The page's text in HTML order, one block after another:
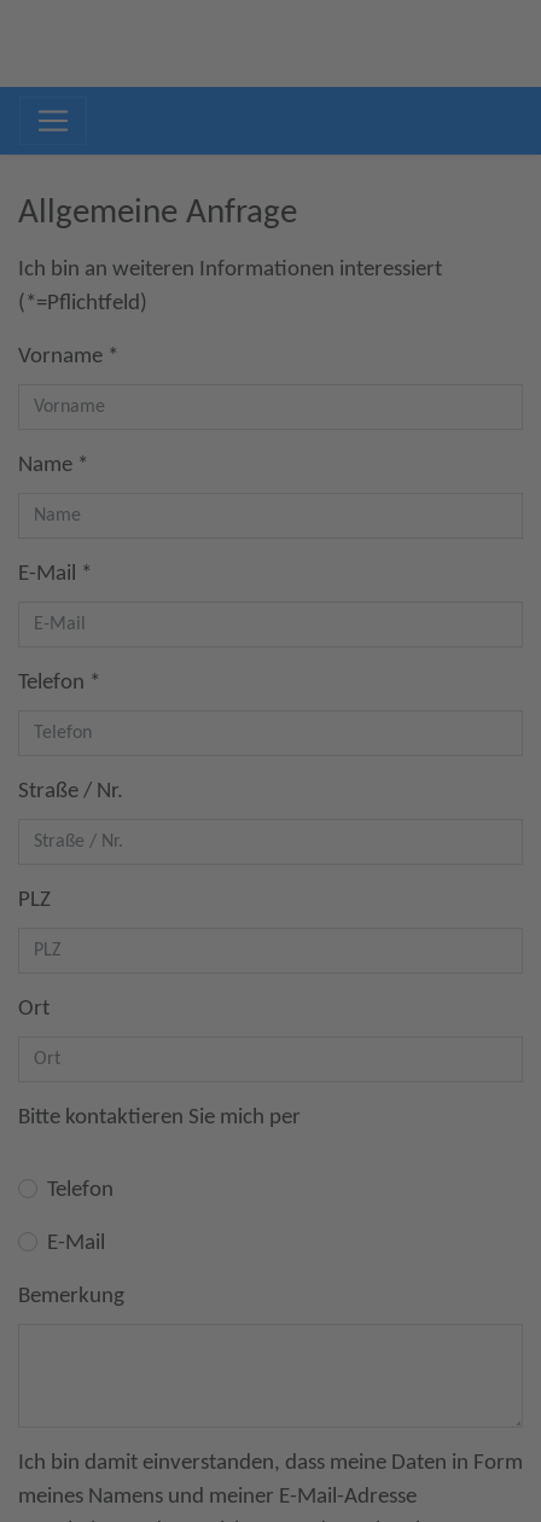
Allgemeine Anfrage
Ich bin an weiteren Informationen interessiert
(*=Pflichtfeld)
Vorname *
Name *
E-Mail *
Telefon *
Straße / Nr.
PLZ
Ort
Bitte kontaktieren Sie mich per
Telefon
E-Mail
Bemerkung
Ich bin damit einverstanden, dass meine Daten in Form
meines Namens und meiner E-Mail-Adresse